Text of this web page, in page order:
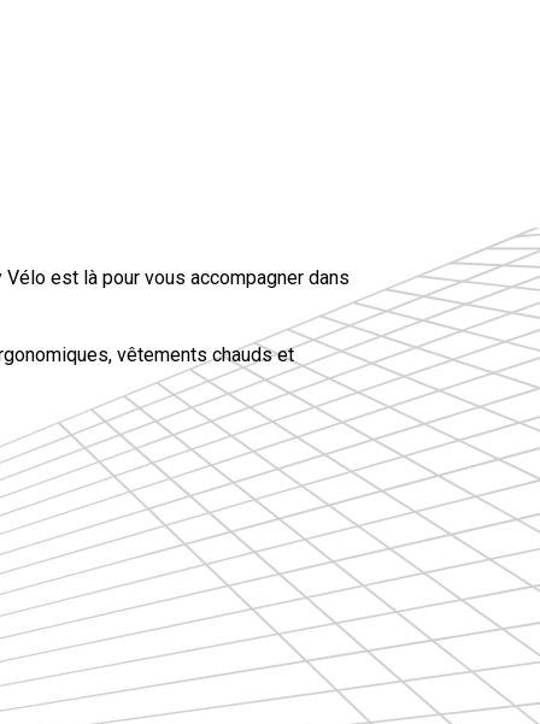
est là pour vous accompagner dans
vêtements chauds et